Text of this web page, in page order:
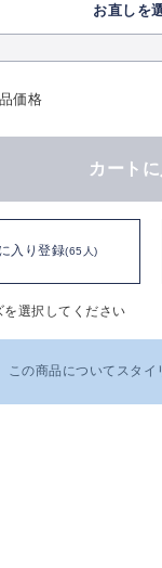
お直しを
価格
カート
入り登録(65人)
選択してください
この商品についてスタ